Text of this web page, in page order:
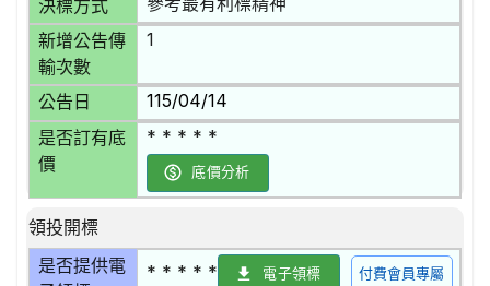
決標方式
新增公告傳
輸次數
1
公告日 115/04/14
是否訂有底
價
* * * * *
底價分析
領投開標
是否提供電
* * * * * 電子領標 付費會員專屬